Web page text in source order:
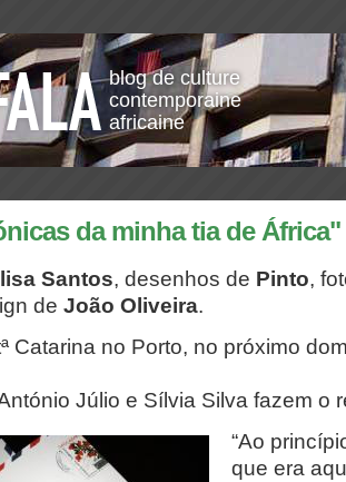
blog de culture
contemporaine
africaine
da minha tia de
Santos, desenhos de Pinto,
de João Oliveira.
Catarina no Porto, no próximo
Júlio e Sílvia Silva fazem o
“Ao
que era